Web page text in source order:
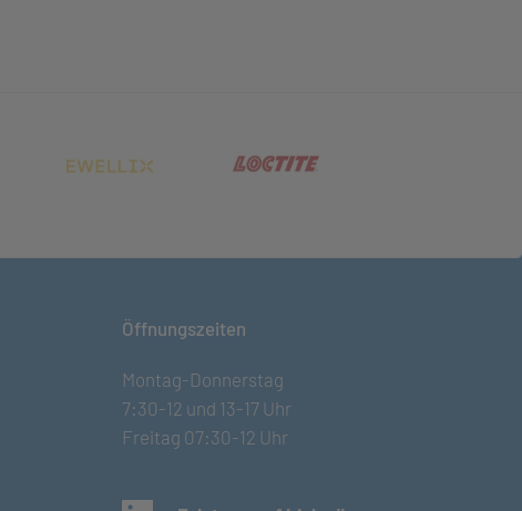
in neuem Tab)(öffnet in neuem Tab)(öffnet in neuem Tab)
Öffnungszeiten
Montag-Donnerstag
7:30-12 und 13-17 Uhr
Freitag 07:30-12 Uhr